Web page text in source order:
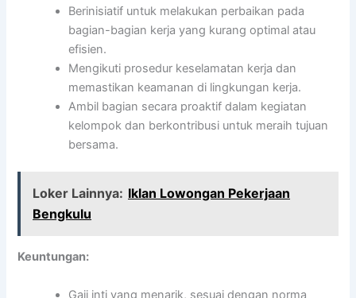
Berinisiatif untuk melakukan perbaikan pada
bagian-bagian kerja yang kurang optimal atau
efisien.
Mengikuti prosedur keselamatan kerja dan
memastikan keamanan di lingkungan kerja.
Ambil bagian secara proaktif dalam kegiatan
kelompok dan berkontribusi untuk meraih tujuan
bersama.
Loker Lainnya: Iklan Lowongan Pekerjaan
Bengkulu
Keuntungan:
Gaji inti yang menarik, sesuai dengan norma